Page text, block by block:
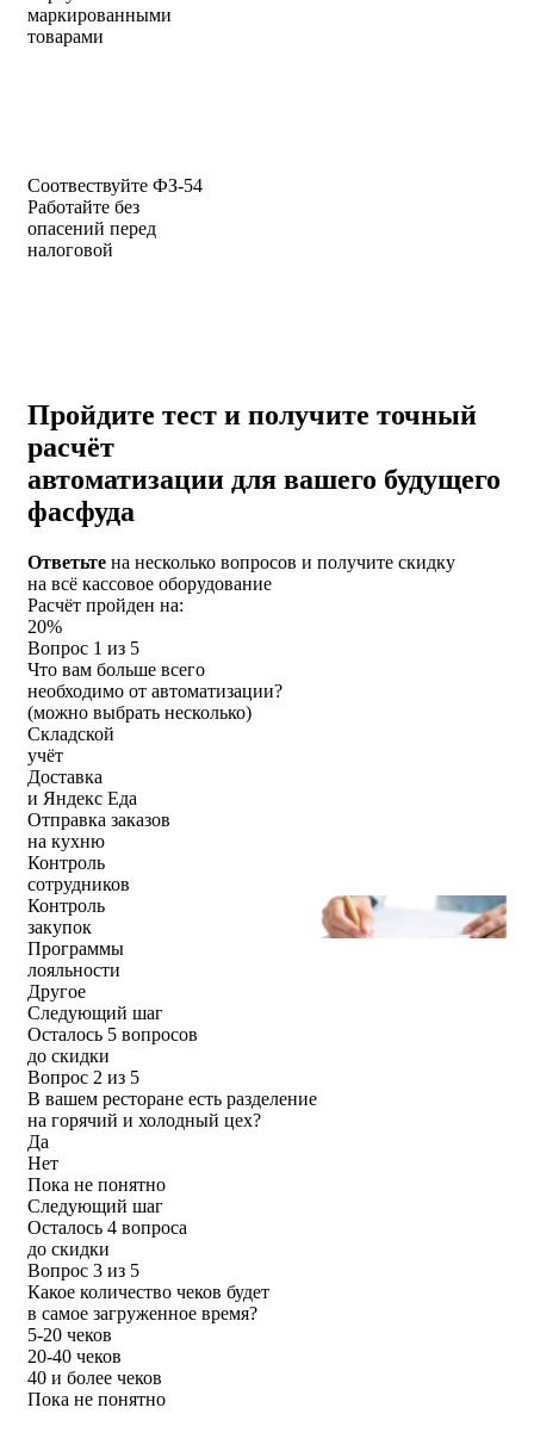
маркированными
товарами
Соотвествуйте ФЗ-54
Работайте без
опасений перед
налоговой
Пройдите тест и получите точный
расчёт
автоматизации для вашего будущего
фасфуда
Ответьте на несколько вопросов и получите скидку
на всё кассовое оборудование
Расчёт пройден на:
20%
Вопрос 1 из 5
Что вам больше всего
необходимо от автоматизации?
(можно выбрать несколько)
Складской
учёт
Доставка
и Яндекс Еда
Отправка заказов
на кухню
Контроль
сотрудников
Контроль
закупок
Программы
лояльности
Другое
Следующий шаг
Осталось 5 вопросов
до скидки
Вопрос 2 из 5
В вашем ресторане есть разделение
на горячий и холодный цех?
Да
Нет
Пока не понятно
Следующий шаг
Осталось 4 вопроса
до скидки
Вопрос 3 из 5
Какое количество чеков будет
в самое загруженное время?
5-20 чеков
20-40 чеков
40 и более чеков
Пока не понятно